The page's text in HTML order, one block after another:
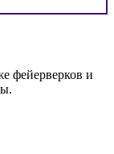
фейерверков и